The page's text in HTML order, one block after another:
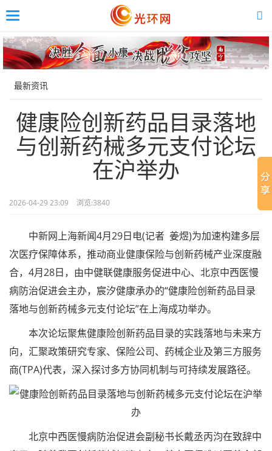
Skip
to
main
content
Toggle
最新资讯
健康险创新药品目录落地
与创新药械多元支付论坛
在沪举办
2026-04-29 23:09 浏览:3840
中新网上海新闻4月29日电(记者 姜煜)为加速构建多层
次医疗保障体系，推动商业健康保险与创新药械产业深度融
合，4月28日，由中健联健康服务促进中心、北京中西医慢
病防治促进会主办，宸汐健康承办的“健康险创新药品目录
落地与创新药械多元支付论坛”在上海成功举办。
本次论坛聚焦健康险创新药品目录的实践落地与未来方
向，汇聚政策研究专家、保险公司、药械企业及第三方服务
商(TPA)代表，深入探讨多方协同机制与可持续发展路径。
北京中西医慢病防治促进会副秘书长戴丞丙汮在致辞中